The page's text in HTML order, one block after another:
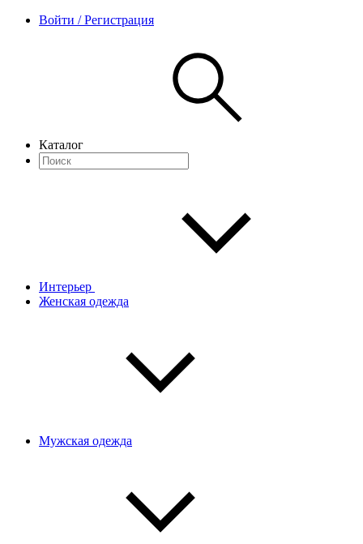
Войти / Регистрация
Каталог
Интерьер
Женская одежда
Мужская одежда